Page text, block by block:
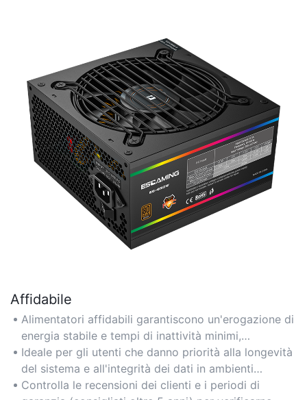
Affidabile
Alimentatori affidabili garantiscono un'erogazione di
energia stabile e tempi di inattività minimi,
fondamentali per gaming, workstation e server.
Cercate marchi con certificazione 80 PLUS per
un'affidabilità comprovata.
Ideale per gli utenti che danno priorità alla longevità
del sistema e all'integrità dei dati in ambienti
esigenti come studi o installazioni industriali.
Controlla le recensioni dei clienti e i periodi di